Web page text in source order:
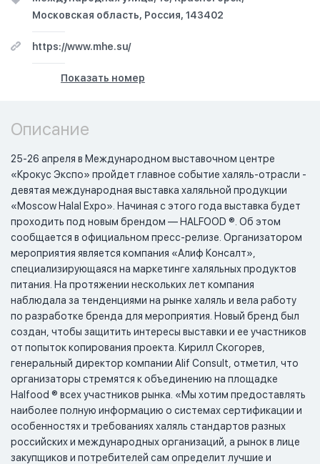
Московская область, Россия, 143402
https://www.mhe.su/
5972
Показать номер
Описание
25-26 апреля в Международном выставочном центре
«Крокус Экспо» пройдет главное событие халяль-отрасли -
девятая международная выставка халяльной продукции
«Moscow Halal Expo». Начиная с этого года выставка будет
проходить под новым брендом — HALFOOD ®. Об этом
сообщается в официальном пресс-релизе. Организатором
мероприятия является компания «Алиф Консалт»,
специализирующаяся на маркетинге халяльных продуктов
питания. На протяжении нескольких лет компания
наблюдала за тенденциями на рынке халяль и вела работу
по разработке бренда для мероприятия. Новый бренд был
создан, чтобы защитить интересы выставки и ее участников
от попыток копирования проекта. Кирилл Скогорев,
генеральный директор компании Alif Consult, отметил, что
организаторы стремятся к объединению на площадке
Halfood ® всех участников рынка. «Мы хотим предоставлять
наиболее полную информацию о системах сертификации и
особенностях и требованиях халяль стандартов разных
российских и международных организаций, а рынок в лице
закупщиков и потребителей сам определит лучшие и